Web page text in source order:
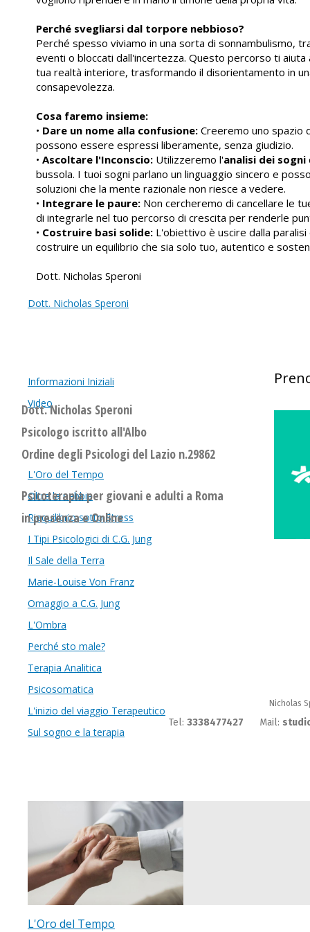
Dott. Nicholas Speroni
Psicologo iscritto all'Albo
Ordine degli Psicologi del Lazio n.29862
Psicoterapia per giovani e adulti a Roma
in presenza e Online
Nicholas
Tel: 3338477427 Mail:
Perché svegliarsi dal torpore nebbioso?
Perché spesso viviamo in una sorta di sonnambulismo,
eventi o bloccati dall'incertezza. Questo percorso ti aiuta
tua realtà interiore, trasformando il disorientamento in
consapevolezza.
Cosa faremo insieme:
• Dare un nome alla confusione: Creeremo uno spazio
possono essere espressi liberamente, senza giudizio.
• Ascoltare l'Inconscio: Utilizzeremo l'analisi dei sogni
bussola. I tuoi sogni parlano un linguaggio sincero e
soluzioni che la mente razionale non riesce a vedere.
• Integrare le paure: Non cercheremo di cancellare le
di integrarle nel tuo percorso di crescita per renderle
• Costruire basi solide: L'obiettivo è uscire dalla
costruire un equilibrio che sia solo tuo, autentico e
Dott. Nicholas Speroni
Dott. Nicholas Speroni
Informazioni Iniziali
Video
L'Oro del Tempo
Oltre la nebbia
Riequilibrio sotto Stress
I Tipi Psicologici di C.G. Jung
Il Sale della Terra
Marie-Louise Von Franz
Omaggio a C.G. Jung
L'Ombra
Perché sto male?
Terapia Analitica
Psicosomatica
L'inizio del viaggio Terapeutico
Sul sogno e la terapia
L'Oro del Tempo